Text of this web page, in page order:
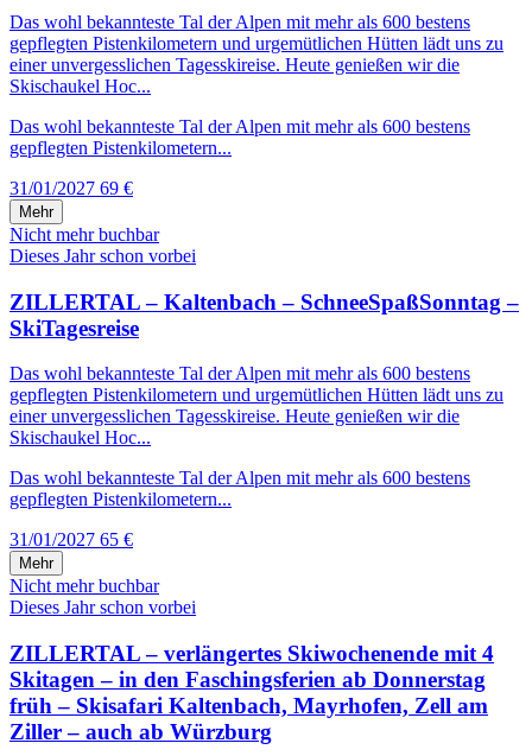
Das wohl bekannteste Tal der Alpen mit mehr als 600 bestens
gepflegten Pistenkilometern und urgemütlichen Hütten lädt uns zu
einer unvergesslichen Tagesskireise. Heute genießen wir die
Skischaukel Hoc...
Das wohl bekannteste Tal der Alpen mit mehr als 600 bestens
gepflegten Pistenkilometern...
31/01/2027 69 €
Mehr
Nicht mehr buchbar
Dieses Jahr schon vorbei
ZILLERTAL – Kaltenbach – SchneeSpaßSonntag –
SkiTagesreise
Das wohl bekannteste Tal der Alpen mit mehr als 600 bestens
gepflegten Pistenkilometern und urgemütlichen Hütten lädt uns zu
einer unvergesslichen Tagesskireise. Heute genießen wir die
Skischaukel Hoc...
Das wohl bekannteste Tal der Alpen mit mehr als 600 bestens
gepflegten Pistenkilometern...
31/01/2027 65 €
Mehr
Nicht mehr buchbar
Dieses Jahr schon vorbei
ZILLERTAL – verlängertes Skiwochenende mit 4
Skitagen – in den Faschingsferien ab Donnerstag
früh – Skisafari Kaltenbach, Mayrhofen, Zell am
Ziller – auch ab Würzburg